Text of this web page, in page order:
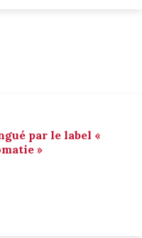
par le label «
»